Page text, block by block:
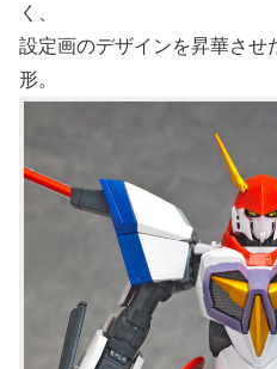
く、
設定画のデザインを昇華させ
形。